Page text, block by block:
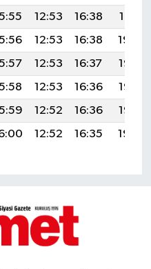
12:53 16:38
19:41
12:53 16:38
19:40
12:53 16:37
19:38
12:53 16:36
19:37
12:52 16:36
19:36
12:52 16:35 19:34